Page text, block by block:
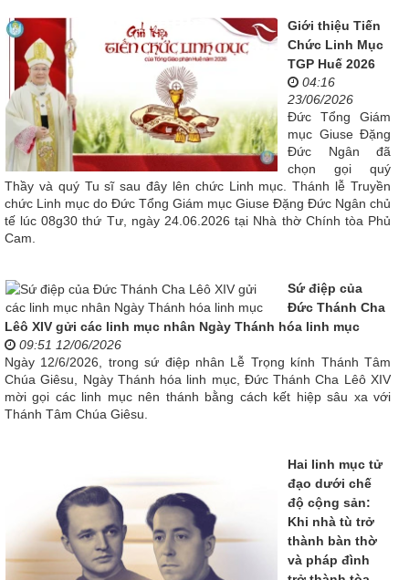
Giới thiệu Tiến
Chức Linh Mục
TGP Huế 2026
04:16
23/06/2026
Đức Tổng Giám
mục Giuse Đặng
Đức Ngân đã
chọn gọi quý
Thầy và quý Tu sĩ sau đây lên chức Linh mục. Thánh lễ Truyền
chức Linh mục do Đức Tổng Giám mục Giuse Đặng Đức Ngân chủ
tế lúc 08g30 thứ Tư, ngày 24.06.2026 tại Nhà thờ Chính tòa Phủ
Cam.
Sứ điệp của
Đức Thánh Cha
Lêô XIV gửi các linh mục nhân Ngày Thánh hóa linh mục
09:51 12/06/2026
Ngày 12/6/2026, trong sứ điệp nhân Lễ Trọng kính Thánh Tâm
Chúa Giêsu, Ngày Thánh hóa linh mục, Đức Thánh Cha Lêô XIV
mời gọi các linh mục nên thánh bằng cách kết hiệp sâu xa với
Thánh Tâm Chúa Giêsu.
Hai linh mục tử
đạo dưới chế
độ cộng sản:
Khi nhà tù trở
thành bàn thờ
và pháp đình